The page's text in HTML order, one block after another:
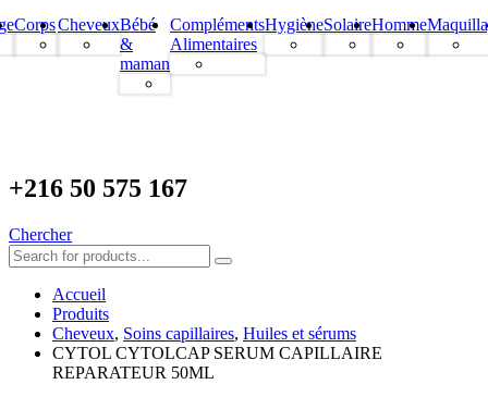
CorpsCheveuxBébé
&
maman
Compléments
Alimentaires
HygièneSolaireHomme
+216 50 575 167
Chercher
Accueil
Produits
Cheveux, Soins capillaires, Huiles et sérums
CYTOL CYTOLCAP SERUM CAPILLAIRE
REPARATEUR 50ML